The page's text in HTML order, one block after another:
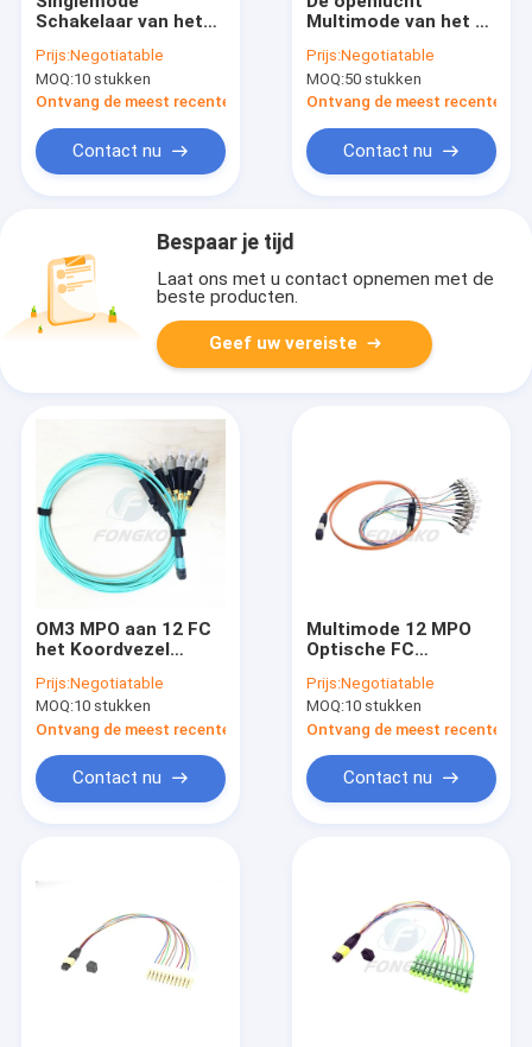
Schakelaar van het
LC/UPC-LC/UPC van
de Vezel Optische
Gepantserde Vlecht
Prijs:Negotiatable
MOQ:10 stukken
Ontvang de meest recente Prijs
Contact nu
Multimode van het de
Duplexkabel van de
het Koordtak 100
Meter
Prijs:Negotiatable
MOQ:50 stukken
Ontvang de meest recente
Contact nu
Bespaar je tijd
Laat ons met u contact opnemen met de
beste producten.
Geef uw vereiste
OM3 MPO aan 12 FC
het Koordvezel
Connectors van het
Vlechtflard
Prijs:Negotiatable
MOQ:10 stukken
Ontvang de meest recente Prijs
Contact nu
Multimode 12 MPO
Optische FC
Flardkoord voor
Cassettemodule
Prijs:Negotiatable
MOQ:10 stukken
Ontvang de meest recente
Contact nu